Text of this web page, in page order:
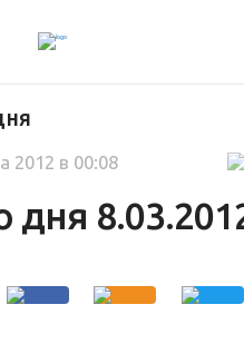
дня
2012 в 00:08